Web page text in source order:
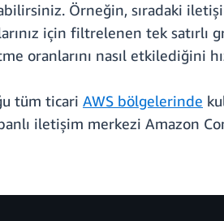
Örneğin, sıradaki
için filtrelenen tek
oranlarını nasıl etkilediğini
tüm ticari AWS bölgelerinde
iletişim merkezi Amazon